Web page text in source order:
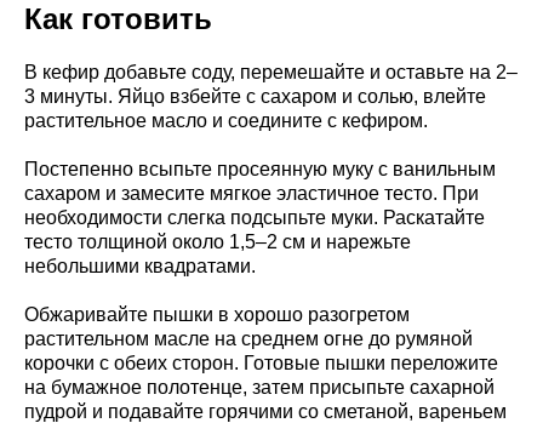
Как готовить
В кефир добавьте соду, перемешайте и оставьте на 2–
3 минуты. Яйцо взбейте с сахаром и солью, влейте
растительное масло и соедините с кефиром.
Постепенно всыпьте просеянную муку с ванильным
сахаром и замесите мягкое эластичное тесто. При
необходимости слегка подсыпьте муки. Раскатайте
тесто толщиной около 1,5–2 см и нарежьте
небольшими квадратами.
Обжаривайте пышки в хорошо разогретом
растительном масле на среднем огне до румяной
корочки с обеих сторон. Готовые пышки переложите
на бумажное полотенце, затем присыпьте сахарной
пудрой и подавайте горячими со сметаной, вареньем